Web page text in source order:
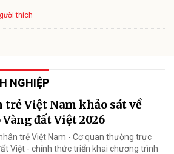
thích
NGHIỆP
trẻ Việt Nam khảo sát về
đất Việt 2026
trẻ Việt Nam - Cơ quan thường trực
Việt - chính thức triển khai chương trình